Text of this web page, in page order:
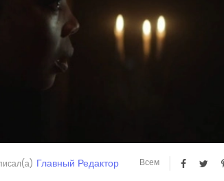
Главный Редактор Всем